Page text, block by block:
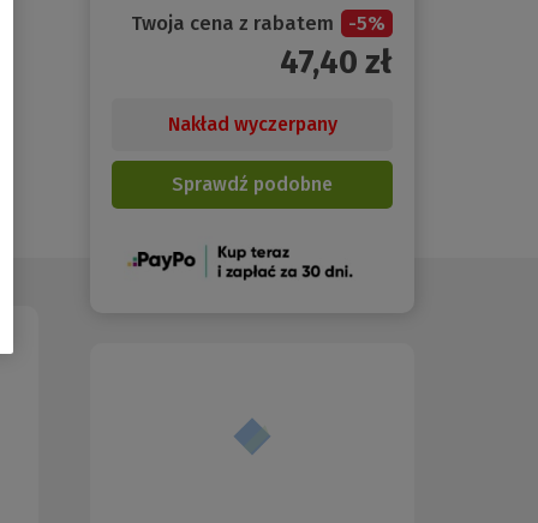
Twoja cena z rabatem -5%
47,40 zł
Nakład wyczerpany
Sprawdź podobne
(Nowe